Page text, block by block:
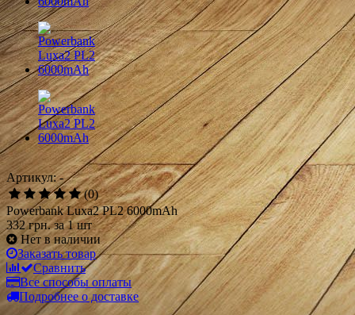
Артикул: -
(0)
Powerbank Luxa2 PL2 6000mAh
332 грн.за 1 шт
Нет в наличии
Заказать товар
Сравнить
Все способы оплаты
Подробнее о доставке